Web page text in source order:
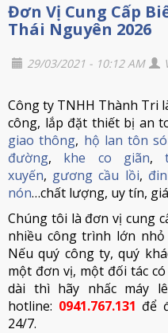
Đơn Vị Cung Cấp
Thái Nguyên 2026
29/03/2021 - 10:12 AM
Công ty TNHH Thành Tri
công, lắp đặt thiết bị an
giao thông, hộ lan tôn
đường, khe co giãn,
xuyến, gương cầu lồi,
nón…chất lượng, uy tín,
Chúng tôi là đơn vị cung
nhiều công trình lớn
Nếu quý công ty, quý
một đơn vị, một đối tác
dài thì hãy nhấc máy
hotline: 0941.767.131 để
24/7.